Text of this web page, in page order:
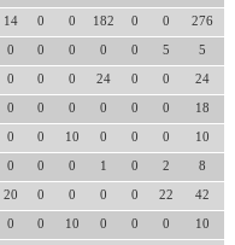
14 0 0 182 0 0 276
0 0 0 0 0 5 5
0 0 0 24 0 0 24
0 0 0 0 0 0 18
0 0 10 0 0 0 10
0 0 0 1 0 2 8
20 0 0 0 0 22 42
0 0 10 0 0 0 10